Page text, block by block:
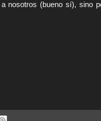
nosotros (bueno sí), sino